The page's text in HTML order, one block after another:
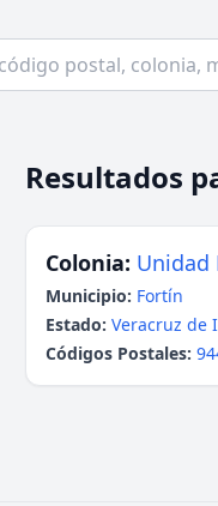
Resultados
Colonia: Unidad
Municipio: Fortín
Estado: Veracruz de
Códigos Postales: